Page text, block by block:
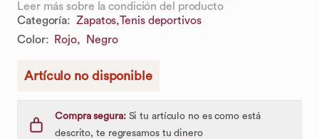
Leer más sobre la condición del producto
Categoría: Zapatos,Tenis deportivos
Color: Rojo, Negro
Artículo no disponible
Compra segura:Si tu artículo no es como está
descrito, te regresamos tu dinero